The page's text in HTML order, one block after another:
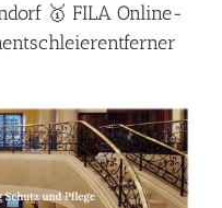
🥇 FILA Online-